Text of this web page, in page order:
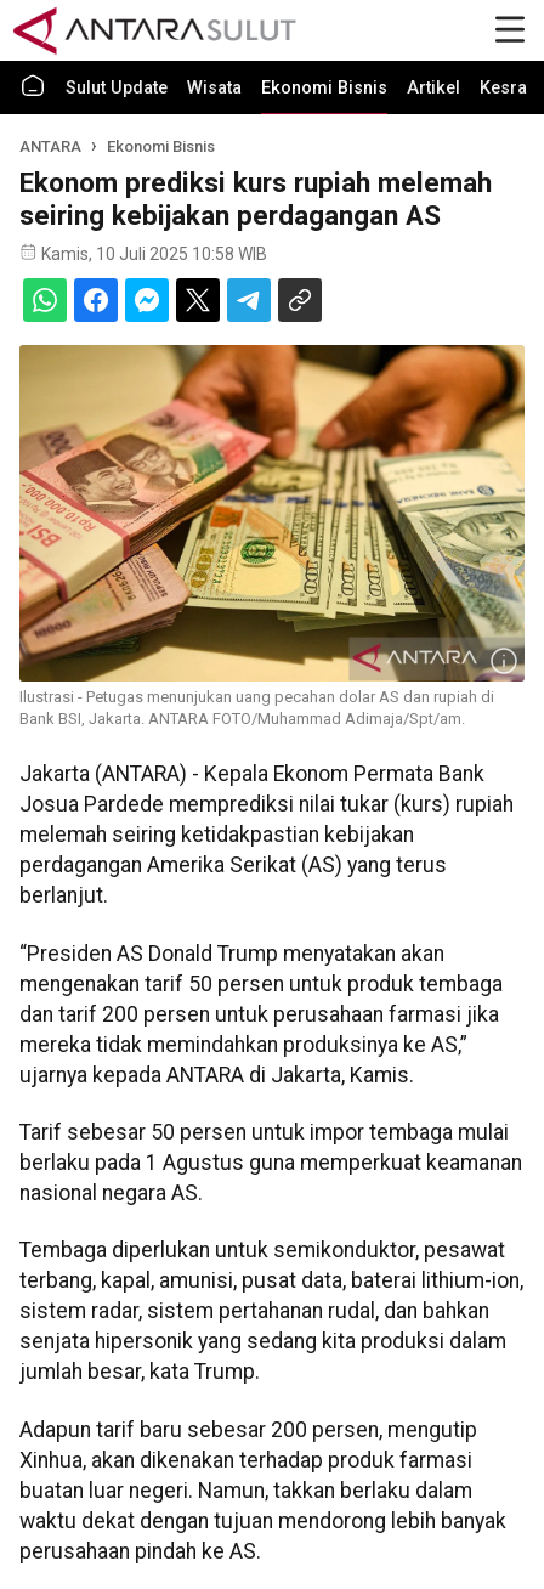
Sulut Update Wisata Ekonomi Bisnis Artikel Kesra
ANTARA Ekonomi Bisnis
Ekonom prediksi kurs rupiah melemah
seiring kebijakan perdagangan AS
Kamis, 10 Juli 2025 10:58 WIB
Ilustrasi - Petugas menunjukan uang pecahan dolar AS dan rupiah di
Bank BSI, Jakarta. ANTARA FOTO/Muhammad Adimaja/Spt/am.
Jakarta (ANTARA) - Kepala Ekonom Permata Bank
Josua Pardede memprediksi nilai tukar (kurs) rupiah
melemah seiring ketidakpastian kebijakan
perdagangan Amerika Serikat (AS) yang terus
berlanjut.
“Presiden AS Donald Trump menyatakan akan
mengenakan tarif 50 persen untuk produk tembaga
dan tarif 200 persen untuk perusahaan farmasi jika
mereka tidak memindahkan produksinya ke AS,”
ujarnya kepada ANTARA di Jakarta, Kamis.
Tarif sebesar 50 persen untuk impor tembaga mulai
berlaku pada 1 Agustus guna memperkuat keamanan
nasional negara AS.
Tembaga diperlukan untuk semikonduktor, pesawat
terbang, kapal, amunisi, pusat data, baterai lithium-ion,
sistem radar, sistem pertahanan rudal, dan bahkan
senjata hipersonik yang sedang kita produksi dalam
jumlah besar, kata Trump.
Adapun tarif baru sebesar 200 persen, mengutip
Xinhua, akan dikenakan terhadap produk farmasi
buatan luar negeri. Namun, takkan berlaku dalam
waktu dekat dengan tujuan mendorong lebih banyak
perusahaan pindah ke AS.